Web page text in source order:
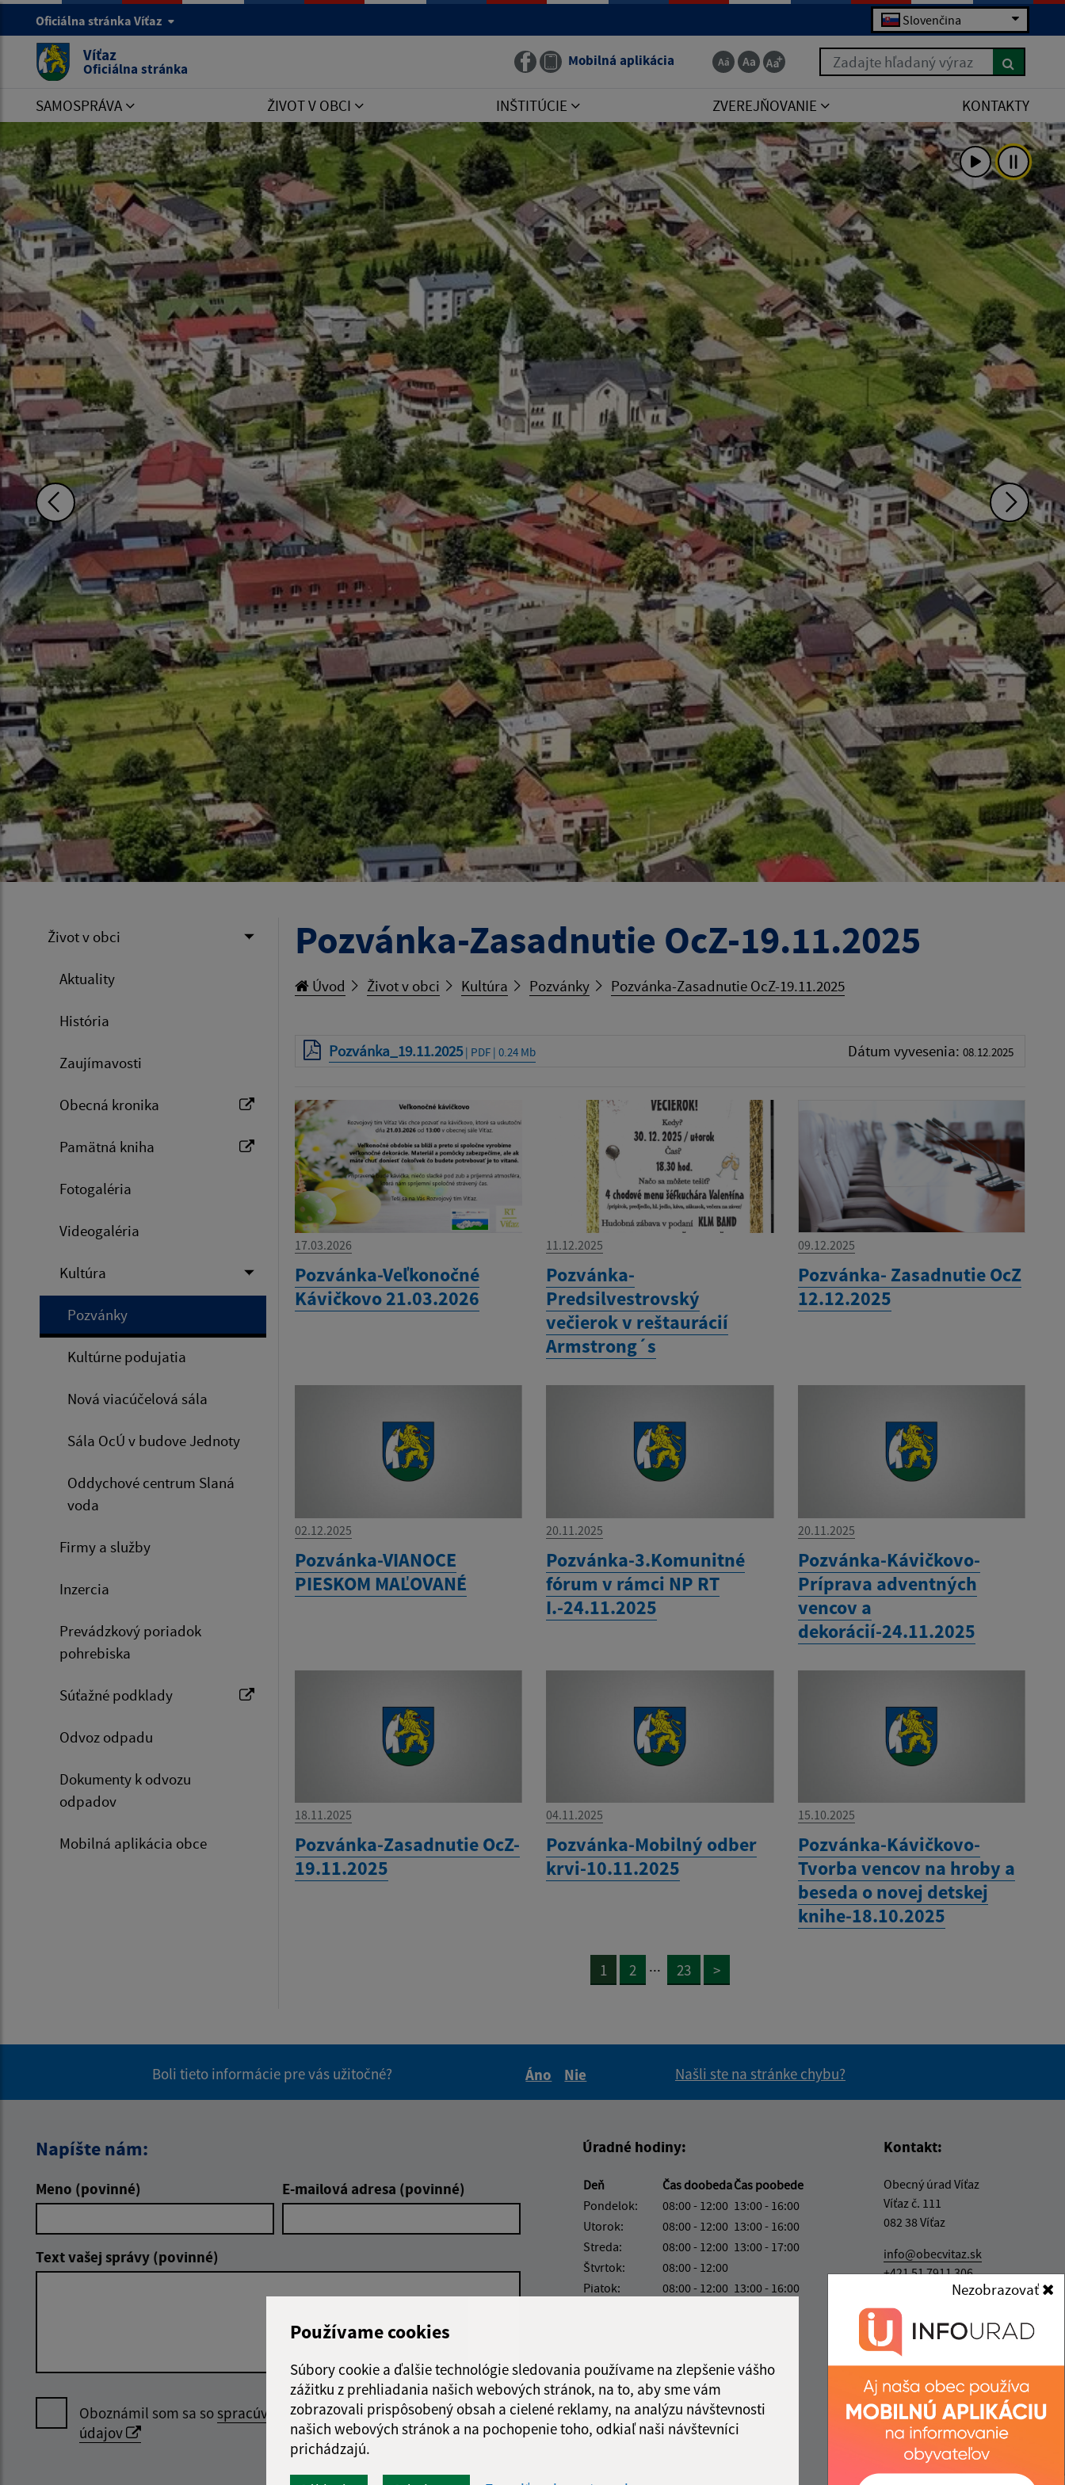
Používame cookies
Súbory cookie a ďalšie technológie sledovania používame na zlepšenie vášho
zážitku z prehliadania našich webových stránok, na to, aby sme vám
zobrazovali prispôsobený obsah a cielené reklamy, na analýzu návštevnosti
našich webových stránok a na pochopenie toho, odkiaľ naši návštevníci
prichádzajú.
Nezobrazovať
Oficiálna stránka Víťaz Slovenčina
Víťaz
Oficiálna stránka Mobilná aplikácia Zadajte hľadaný výraz
SAMOSPRÁVA ŽIVOT V OBCI INŠTITÚCIE ZVEREJŇOVANIE KONTAKTY
Život v obci
Aktuality
História
Zaujímavosti
Obecná kronika
Pamätná kniha
Fotogaléria
Videogaléria
Kultúra
Pozvánky
Kultúrne podujatia
Nová viacúčelová sála
Sála OcÚ v budove Jednoty
Oddychové centrum Slaná
voda
Firmy a služby
Inzercia
Prevádzkový poriadok
pohrebiska
Súťažné podklady
Odvoz odpadu
Dokumenty k odvozu
odpadov
Mobilná aplikácia obce
Pozvánka-Zasadnutie OcZ-19.11.2025
Úvod Život v obci Kultúra Pozvánky Pozvánka-Zasadnutie OcZ-19.11.2025
Pozvánka_19.11.2025| PDF | 0.24 Mb Dátum vyvesenia: 08.12.2025
17.03.2026
Pozvánka-Veľkonočné
Kávičkovo 21.03.2026
11.12.2025
Pozvánka-
Predsilvestrovský
večierok v reštaurácií
Armstrong´s
09.12.2025
Pozvánka- Zasadnutie OcZ
12.12.2025
02.12.2025
Pozvánka-VIANOCE
PIESKOM MAĽOVANÉ
20.11.2025
Pozvánka-3.Komunitné
fórum v rámci NP RT
I.-24.11.2025
20.11.2025
Pozvánka-Kávičkovo-
Príprava adventných
vencov a
dekorácií-24.11.2025
18.11.2025
Pozvánka-Zasadnutie OcZ-
19.11.2025
04.11.2025
Pozvánka-Mobilný odber
krvi-10.11.2025
15.10.2025
Pozvánka-Kávičkovo-
Tvorba vencov na hroby a
beseda o novej detskej
knihe-18.10.2025
1 2 ... 23 >
Boli tieto informácie pre vás užitočné?
Áno
Nie
Našli ste na stránke chybu?
Napíšte nám:
Meno (povinné) E-mailová adresa (povinné)
Text vašej správy (povinné)
Oboznámil som sa sospracúvaním osobných
údajov
Google reCaptcha Response
Odoslať
správu
Úradné hodiny:
Deň Čas doobedaČas poobede
Pondelok:
08:00 - 12:00 13:00 - 16:00
Utorok:
08:00 - 12:00 13:00 - 16:00
Streda:
08:00 - 12:00 13:00 - 17:00
Štvrtok:
08:00 - 12:00
Piatok:
08:00 - 12:00 13:00 - 16:00
Kontakt:
Obecný úrad Víťaz
Víťaz č. 111
082 38 Víťaz
info@obecvitaz.sk
+421 51 7911 306
IČO: 00327981